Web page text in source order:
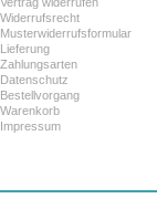
Widerrufsrecht
Musterwiderrufsformular
Lieferung
Zahlungsarten
Datenschutz
Bestellvorgang
Warenkorb
Impressum